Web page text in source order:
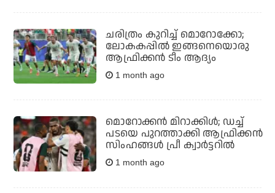
ചരിത്രം കുറിച്ച് മൊറോക്കോ;
ലോകകപ്പില്‍ ഇങ്ങനെയൊരു
ആഫ്രിക്കന്‍ ടീം ആദ്യം
1 month ago
മൊറോക്കന്‍ മിറാക്കിള്‍; ഡച്ച്
പടയെ പുറത്താക്കി ആഫ്രിക്കന്‍
സിംഹങ്ങള്‍ പ്രീ ക്വാര്‍ട്ടറില്‍
1 month ago